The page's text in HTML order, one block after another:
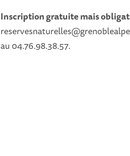
Inscription gratuite mais
au 04.76.98.38.57.